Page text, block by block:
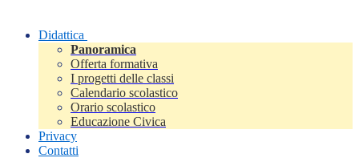
Didattica
Panoramica
Offerta formativa
I progetti delle classi
Calendario scolastico
Orario scolastico
Educazione Civica
Privacy
Contatti